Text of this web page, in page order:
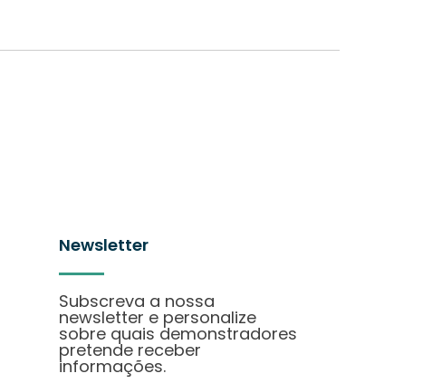
Newsletter
Subscreva a nossa
newsletter e personalize
sobre quais demonstradores
pretende receber
informações.